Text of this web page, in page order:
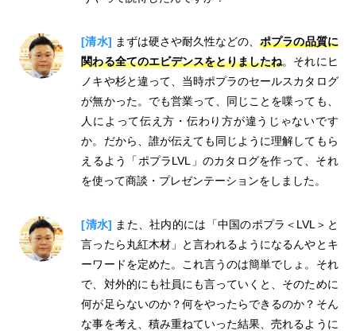
[清水] まずは硬さや耐久性などの、ポプラの品質に
関わる全てのエビデンスをとりましたね。それにヒ
ノキや杉と違って、当時ポプラのセールスカタログ
が無かった。でも営業って、同じことを喋っても、
人によって伝え方・伝わり方が違うじゃないです
か。だから、誰が伝えても同じように理解してもら
えるよう「ポプラLVL」のカタログを作って、それ
を使って商談・プレゼンテーションをしました。
[清水] また、社内的には「中国のポプラ＜LVL＞と
言ったら丸紅木材」と言われるようになるんやとキ
ーワードを定めた。これ言うのは簡単でしょ。それ
で、対外的にも社員にも言っていくと、そのために
何が足らないのか？何をやったらできるのか？そん
な事を考え、積み重ねていった結果、売れるように